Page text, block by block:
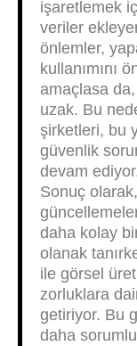
işaretlemek
veriler
önlemler,
kullanımını
amaçlasa
uzak. Bu
şirketleri, bu
güvenlik
devam
Sonuç
daha kolay
olanak
ile görsel
zorluklara
getiriyor. Bu
daha